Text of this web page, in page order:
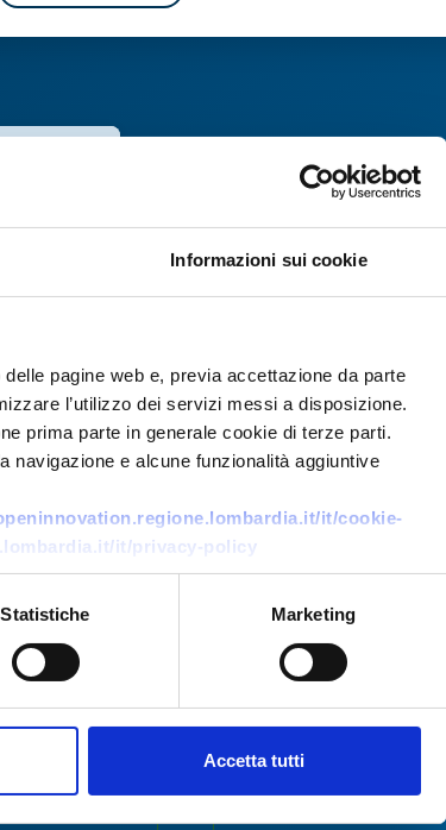
Informazioni sui cookie
pagine web e, previa accettazione da parte
l’utilizzo dei servizi messi a disposizione.
prima parte in generale cookie di terze parti.
navigazione e alcune funzionalità aggiuntive
it/cookie-
it/privacy-policy
Statistiche Marketing
Accetta tutti
AI